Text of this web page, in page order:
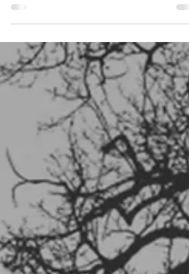
Ancak, birçok farklı seçenek arasında hangi...